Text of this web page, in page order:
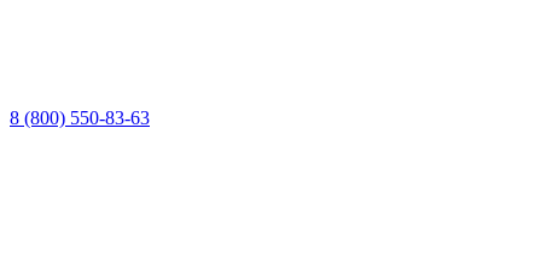
8 (800) 550-83-63